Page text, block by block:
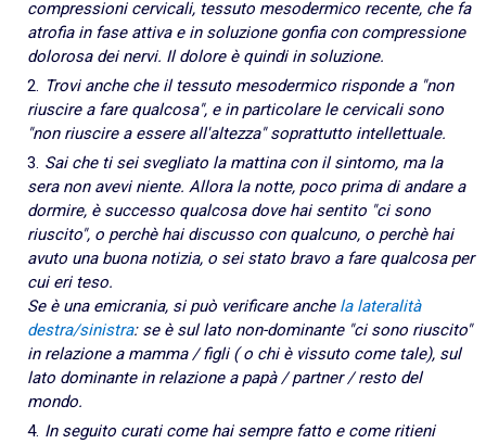
compressioni cervicali, tessuto mesodermico recente, che fa
atrofia in fase attiva e in soluzione gonfia con compressione
dolorosa dei nervi. Il dolore è quindi in soluzione.
Trovi anche che il tessuto mesodermico risponde a "non
riuscire a fare qualcosa", e in particolare le cervicali sono
"non riuscire a essere all'altezza" soprattutto intellettuale.
Sai che ti sei svegliato la mattina con il sintomo, ma la
sera non avevi niente. Allora la notte, poco prima di andare a
dormire, è successo qualcosa dove hai sentito "ci sono
riuscito", o perchè hai discusso con qualcuno, o perchè hai
avuto una buona notizia, o sei stato bravo a fare qualcosa per
cui eri teso.
Se è una emicrania, si può verificare anche la lateralità
destra/sinistra: se è sul lato non-dominante "ci sono riuscito"
in relazione a mamma / figli ( o chi è vissuto come tale), sul
lato dominante in relazione a papà / partner / resto del
mondo.
In seguito curati come hai sempre fatto e come ritieni